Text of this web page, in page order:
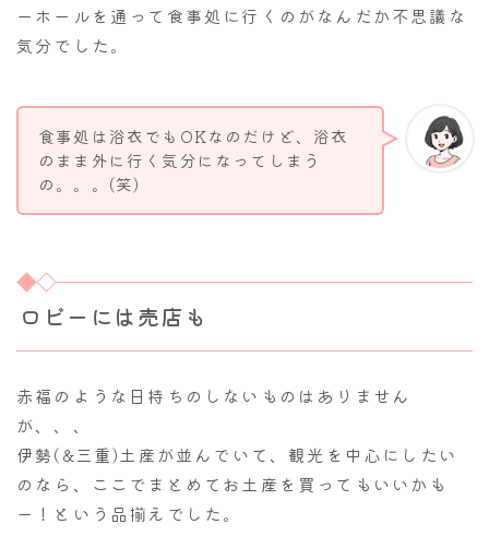
ーホールを通って食事処に行くのがなんだか不思議な
気分でした。
食事処は浴衣でもOKなのだけど、浴衣
のまま外に行く気分になってしまう
の。。。(笑)
ロビーには売店も
赤福のような日持ちのしないものはありません
が、、、
伊勢(&三重)土産が並んでいて、観光を中心にしたい
のなら、ここでまとめてお土産を買ってもいいかも
ー！という品揃えでした。